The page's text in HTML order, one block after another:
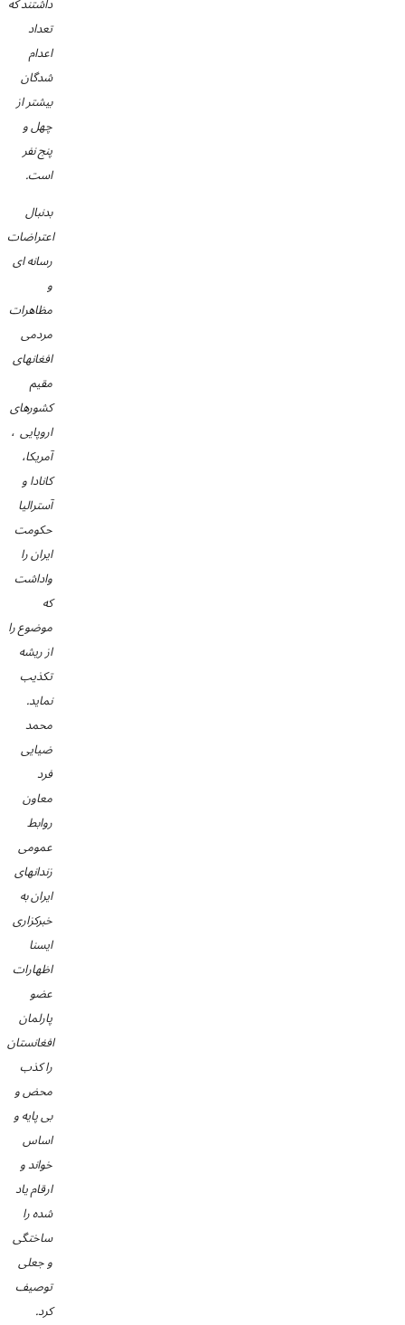
تعداد
اعدام
شدگان
بیشتر از
چهل و
پنج نفر
است.
بدنبال
اعتراضات
رسانه ای
و
مظاهرات
مردمی
افغانهای
مقیم
کشورهای
اروپایی ،
آمریکا،
کانادا و
آسترالیا
حکومت
ایران را
واداشت
که
موضوع را
از ریشه
تکذیب
نماید.
محمد
ضیایی
فرد
معاون
روابط
عمومی
زندانهای
ایران به
خبرکزاری
ایسنا
اظهارات
عضو
پارلمان
افغانستان
را کذب
محض و
بی پایه و
اساس
خواند و
ارقام یاد
شده را
ساختگی
و جعلی
توصیف
کرد.